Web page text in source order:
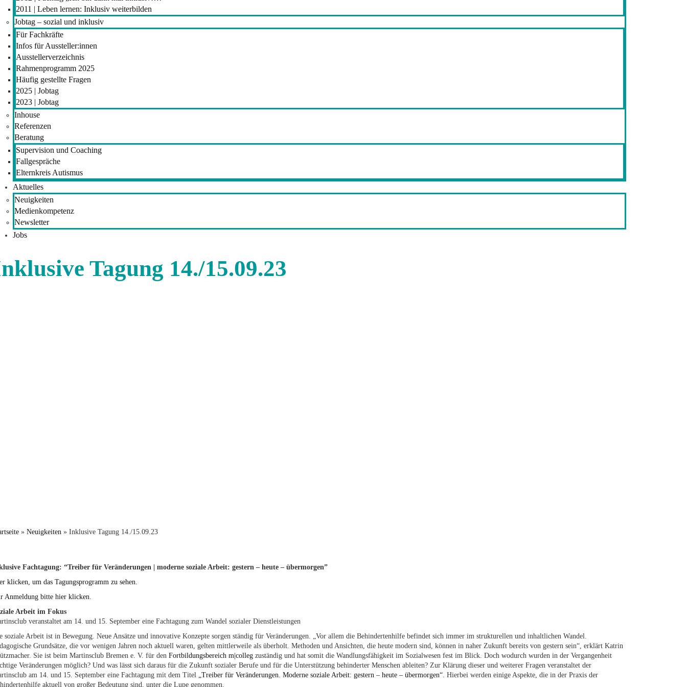
2011 | Leben lernen: Inklusiv weiterbilden
Jobtag – sozial und inklusiv
Für Fachkräfte
Infos für Aussteller:innen
Ausstellerverzeichnis
Rahmenprogramm 2025
Häufig gestellte Fragen
2025 | Jobtag
2023 | Jobtag
Inhouse
Referenzen
Beratung
Supervision und Coaching
Fallgespräche
Elternkreis Autismus
Aktuelles
Neuigkeiten
Medienkompetenz
Newsletter
Jobs
Tagung 14./15.09.23
» Neuigkeiten » Inklusive Tagung 14./15.09.23
Fachtagung: “Treiber für Veränderungen | moderne soziale Arbeit: gestern – heute – übermorgen”
klicken, um das Tagungsprogramm zu sehen.
Anmeldung bitte hier klicken.
Arbeit im Fokus
veranstaltet am 14. und 15. September eine Fachtagung zum Wandel sozialer Dienstleistungen
soziale Arbeit ist in Bewegung. Neue Ansätze und innovative Konzepte sorgen ständig für Veränderungen. „Vor allem die Behindertenhilfe befindet sich immer im strukturellen und inhaltlichen Wandel.
Grundsätze, die vor wenigen Jahren noch aktuell waren, gelten mittlerweile als überholt. Methoden und Ansichten, die heute modern sind, können in naher Zukunft bereits von gestern sein“, erklärt Katrin
Sie ist beim Martinsclub Bremen e. V. für den Fortbildungsbereich m|colleg zuständig und hat somit die Wandlungsfähigkeit im Sozialwesen fest im Blick. Doch wodurch wurden in der Vergangenheit
Veränderungen möglich? Und was lässt sich daraus für die Zukunft sozialer Berufe und für die Unterstützung behinderter Menschen ableiten? Zur Klärung dieser und weiterer Fragen veranstaltet der
am 14. und 15. September eine Fachtagung mit dem Titel
„Treiber für Veränderungen. Moderne soziale Arbeit: gestern – heute – übermorgen“ . Hierbei werden einige Aspekte, die in der Praxis der
aktuell von großer Bedeutung sind, unter die Lupe genommen.